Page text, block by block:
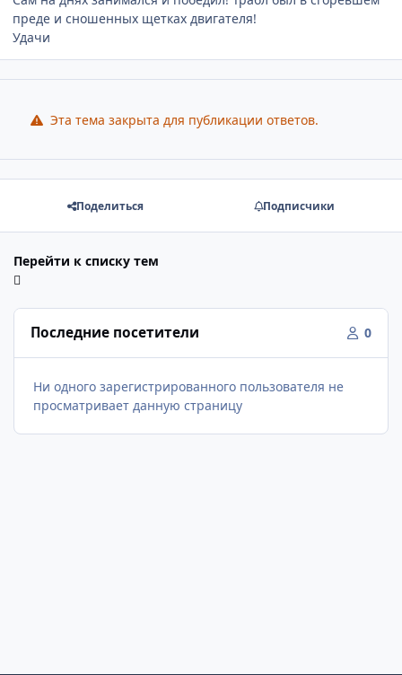
преде и сношенных щетках двигателя!
Удачи
Эта тема закрыта для публикации ответов.
Поделиться Подписчики
Перейти к списку тем
Последние посетители 0
Ни одного зарегистрированного пользователя не
просматривает данную страницу